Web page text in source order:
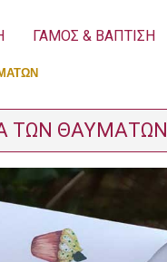
ΓΑΜΟΣ & ΒΑΠΤΙΣΗ
ΤΩΝ ΘΑΥΜΑΤΩΝ